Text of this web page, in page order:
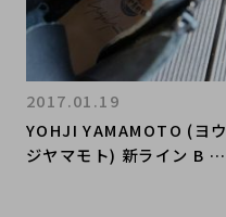
YOHJI YAMAMOTO (ヨウ
ジヤマモト) 新ライン B Yo
2017.01.19